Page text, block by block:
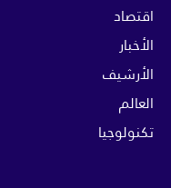
اقتصاد
الأخبار
الأرشيف
العالم
تكنولوجيا